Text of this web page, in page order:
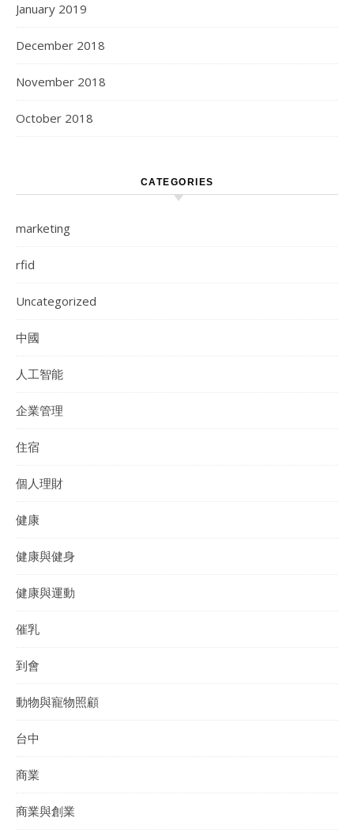
January 2019
December 2018
November 2018
October 2018
CATEGORIES
marketing
rfid
Uncategorized
中國
人工智能
企業管理
住宿
個人理財
健康
健康與健身
健康與運動
催乳
到會
動物與寵物照顧
台中
商業
商業與創業